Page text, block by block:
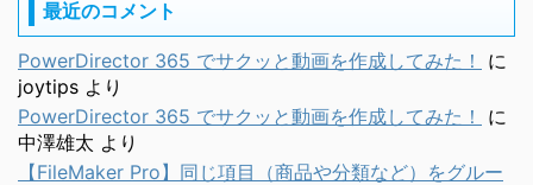
最近のコメント
PowerDirector 365 でサクッと動画を作成してみた！
に
joytips より
PowerDirector 365 でサクッと動画を作成してみた！
に
中澤雄太 より
【FileMaker Pro】同じ項目（商品や分類など）をグルー